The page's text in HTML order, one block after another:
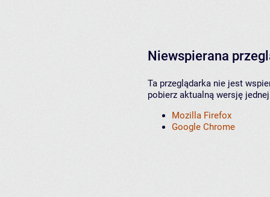
Niewspierana
Ta przeglądarka nie jest
pobierz aktualną wersję
Mozilla Firefox
Google Chrome